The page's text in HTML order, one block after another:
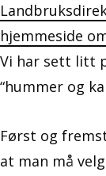
hjemmeside
Vi har sett litt
“hummer og
Først og
at man må